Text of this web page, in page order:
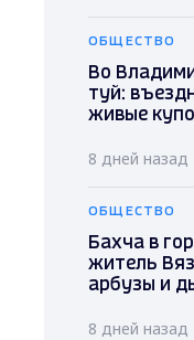
ОБЩЕСТВО
Во
туй:
живые
8 дней назад
ОБЩЕСТВО
Бахча в
житель
арбузы и
8 дней назад